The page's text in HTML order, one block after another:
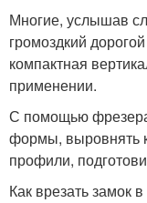
Многие, услышав
громоздкий
компактная
применении.
С помощью
формы, выровнять
профили,
Как врезать замок